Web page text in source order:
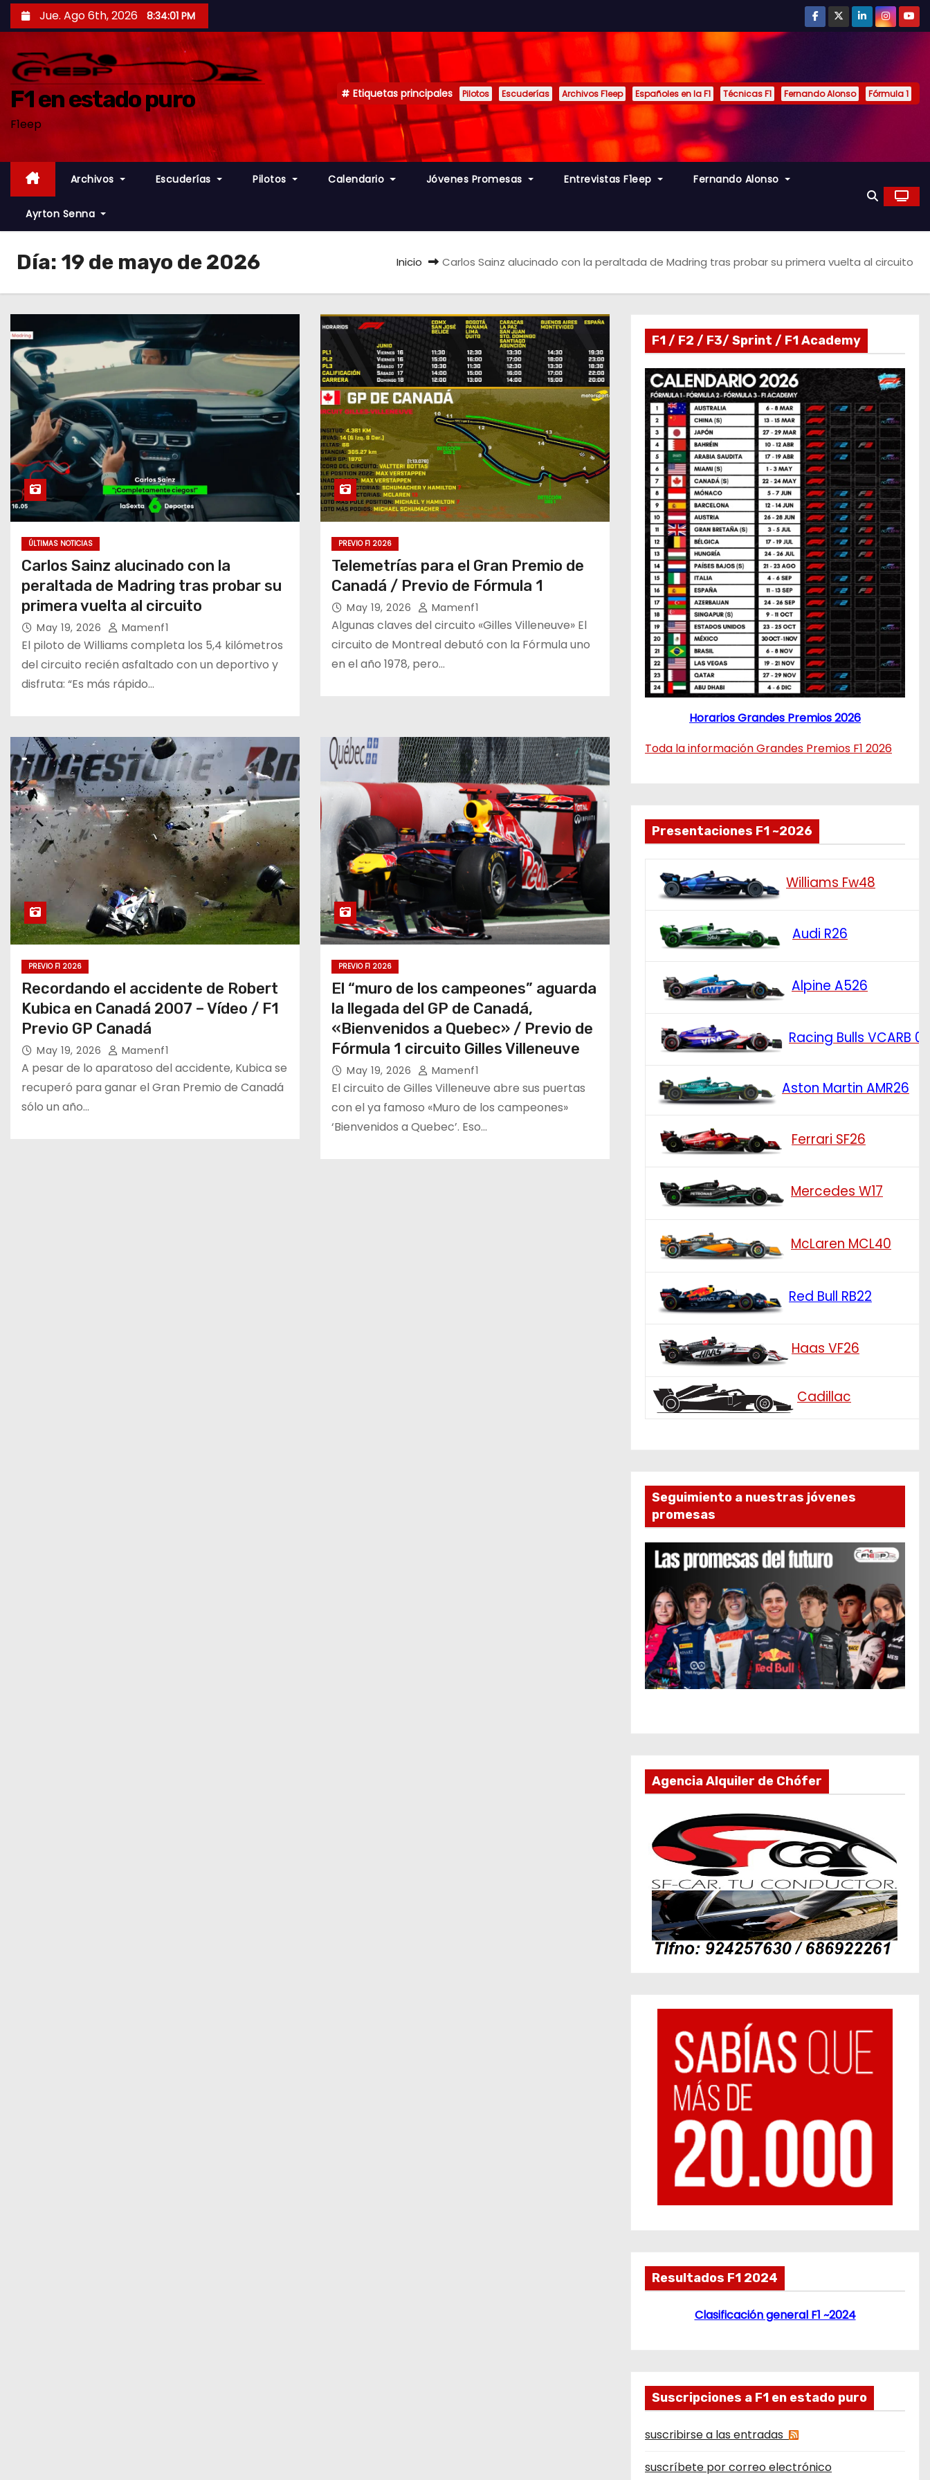
a
c
Jue. Ago 6th, 2026 8:34:03 PM
F1 en estado puro
F1eep
Etiquetas principales Pilotos Escuderías Archivos F1eep Españoles en la F1 Técnicas F1 Fernando Alonso Fórmula 1
Archivos Escuderías Pilotos Calendario Jóvenes Promesas Entrevistas F1eep Fernando Alonso
Ayrton Senna
Día: 19 de mayo de 2026 Inicio Carlos Sainz alucinado con la peraltada de Madring tras probar su primera vuelta al circuito
ÚLTIMAS NOTICIAS
Carlos Sainz alucinado con la
peraltada de Madring tras probar su
primera vuelta al circuito
May 19, 2026 Mamenf1
El piloto de Williams completa los 5,4 kilómetros
del circuito recién asfaltado con un deportivo y
disfruta: “Es más rápido…
PREVIO F1 2026
Telemetrías para el Gran Premio de
Canadá / Previo de Fórmula 1
May 19, 2026 Mamenf1
Algunas claves del circuito «Gilles Villeneuve» El
circuito de Montreal debutó con la Fórmula uno
en el año 1978, pero…
PREVIO F1 2026
Recordando el accidente de Robert
Kubica en Canadá 2007 – Vídeo / F1
Previo GP Canadá
May 19, 2026 Mamenf1
A pesar de lo aparatoso del accidente, Kubica se
recuperó para ganar el Gran Premio de Canadá
sólo un año…
PREVIO F1 2026
El “muro de los campeones” aguarda
la llegada del GP de Canadá,
«Bienvenidos a Quebec» / Previo de
Fórmula 1 circuito Gilles Villeneuve
May 19, 2026 Mamenf1
El circuito de Gilles Villeneuve abre sus puertas
con el ya famoso «Muro de los campeones»
‘Bienvenidos a Quebec’. Eso…
F1 / F2 / F3/ Sprint / F1 Academy
Horarios Grandes Premios 2026
Toda la información Grandes Premios F1 2026
Presentaciones F1 ~2026
Williams Fw48
Audi R26
Alpine A526
Racing Bulls VCARB 03
Aston Martin AMR26
Ferrari SF26
Mercedes W17
McLaren MCL40
Red Bull RB22
Haas VF26
Cadillac
Seguimiento a nuestras jóvenes
promesas
Agencia Alquiler de Chófer
Resultados F1 2024
Clasificación general F1 ~2024
Suscripciones a F1 en estado puro
suscribirse a las entradas
suscríbete por correo electrónico